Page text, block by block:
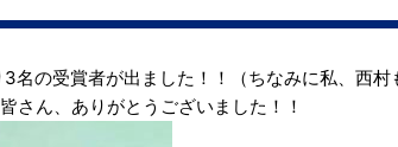
の受賞者が出ました！！（ちなみに私、西村
さん、ありがとうございました！！